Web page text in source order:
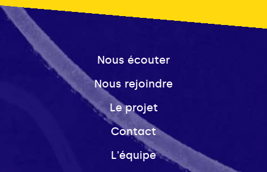
Nous écouter
Nous rejoindre
Le projet
Contact
L'équipe